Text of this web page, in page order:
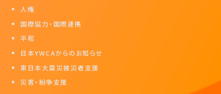
人権
国際協力・国際連携
平和
日本YWCAからのお知らせ
東日本大震災被災者支援
災害・紛争支援